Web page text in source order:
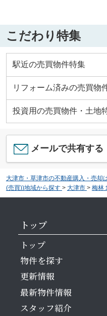
こだわり特集
駅近の売買物件特集
リフォーム済みの売買物
投資用の売買物件・土地
メールで共有する
大津市・草津市の不動産購入・売却
(売買))地域から探す > 大津市 > 梅林
トップ
トップ
物件を探す
更新情報
最新物件情報
スタッフ紹介